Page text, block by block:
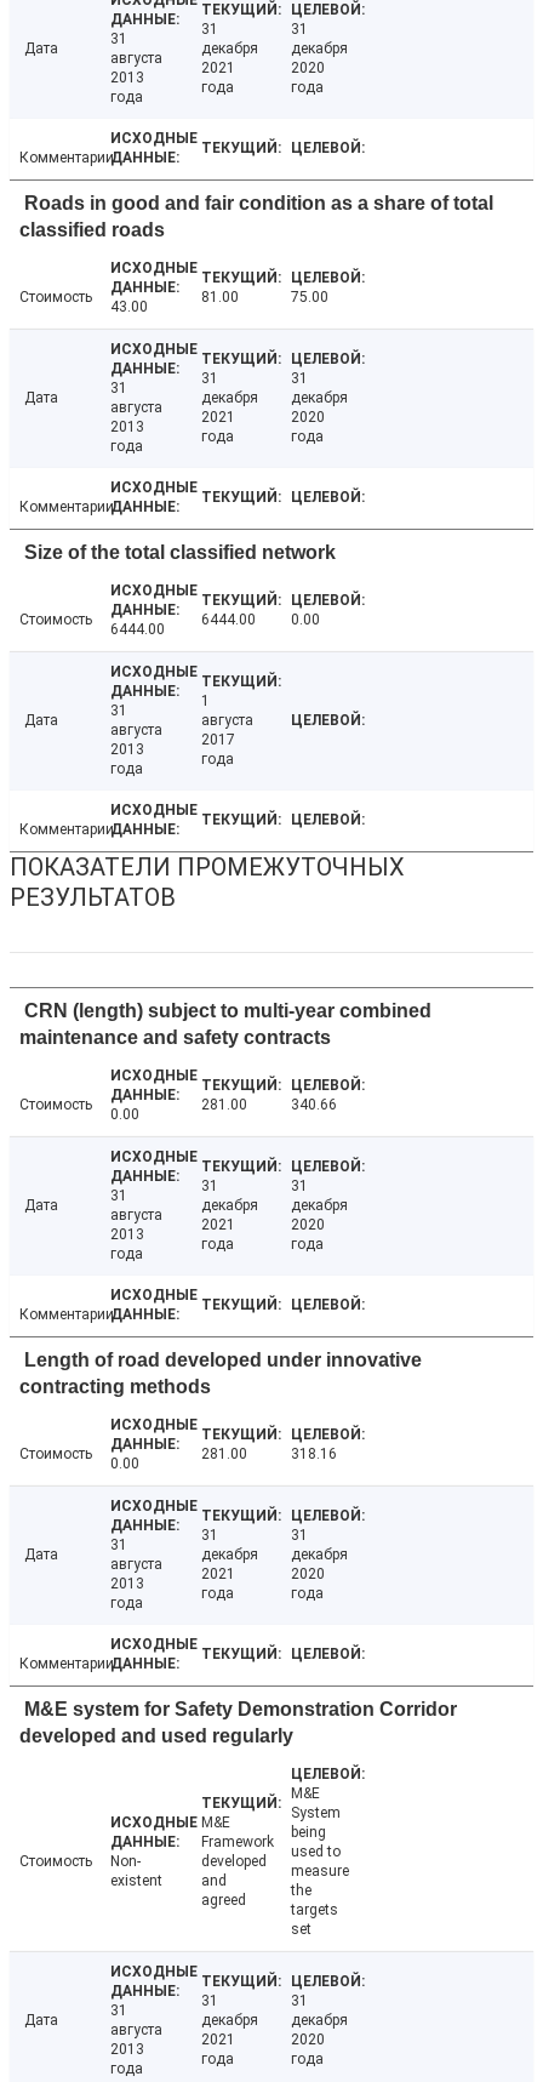
Дата
31
августа
2013
года
31
декабря
2021
года
31
декабря
2020
года
Комментарии
Roads in good and fair condition as a share of total
classified roads
Стоимость
43.00
81.00 75.00
Дата
31
августа
2013
года
31
декабря
2021
года
31
декабря
2020
года
Комментарии
Size of the total classified network
Стоимость
6444.00
6444.00 0.00
Дата
31
августа
2013
года
1
августа
2017
года
Комментарии
ПОКАЗАТЕЛИ ПРОМЕЖУТОЧНЫХ
РЕЗУЛЬТАТОВ
CRN (length) subject to multi-year combined
maintenance and safety contracts
Стоимость
0.00
281.00 340.66
Дата
31
августа
2013
года
31
декабря
2021
года
31
декабря
2020
года
Комментарии
Length of road developed under innovative
contracting methods
Стоимость
0.00
281.00 318.16
Дата
31
августа
2013
года
31
декабря
2021
года
31
декабря
2020
года
Комментарии
M&E system for Safety Demonstration Corridor
developed and used regularly
Стоимость
Non-
existent
M&E
Framework
developed
and
agreed
M&E
System
being
used to
measure
the
targets
set
Дата
31
августа
2013
года
31
декабря
2021
года
31
декабря
2020
года